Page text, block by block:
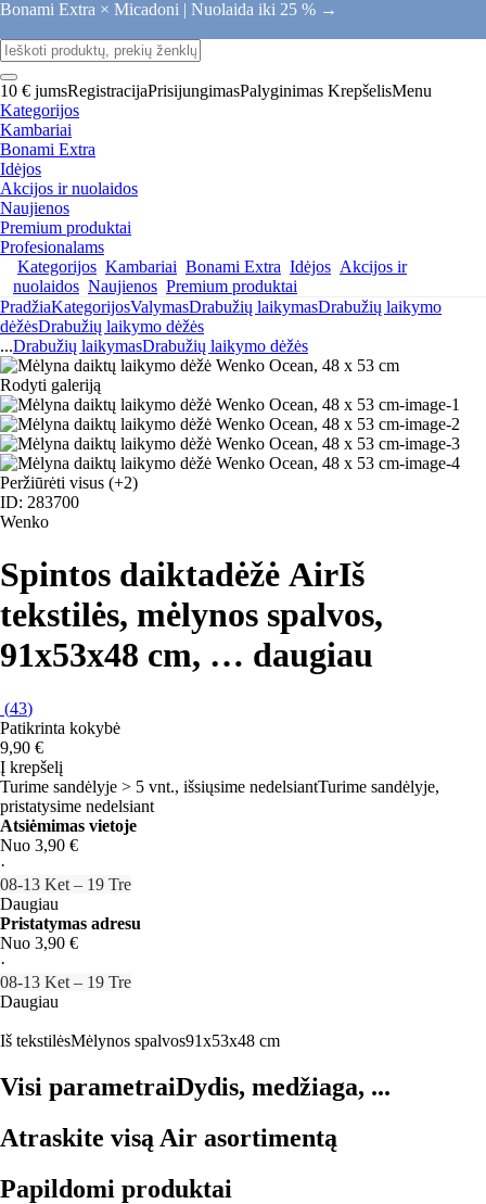
Bonami Extra × Micadoni | Nuolaida iki 25 % →
10 € jumsRegistracijaPrisijungimasPalyginimas KrepšelisMenu
Kategorijos
Kambariai
Bonami Extra
Idėjos
Akcijos ir nuolaidos
Naujienos
Premium produktai
Profesionalams
Kategorijos Kambariai Bonami Extra Idėjos Akcijos ir
nuolaidos Naujienos Premium produktai
PradžiaKategorijosValymasDrabužių laikymasDrabužių laikymo
dėžėsDrabužių laikymo dėžės
...Drabužių laikymasDrabužių laikymo dėžės
Rodyti galeriją
Peržiūrėti visus (+2)
ID: 283700
Wenko
Spintos daiktadėžė AirIš
tekstilės, mėlynos spalvos,
91x53x48 cm, … daugiau
(43)
Patikrinta kokybė
9,90 €
Į krepšelį
Turime sandėlyje > 5 vnt., išsiųsime nedelsiantTurime sandėlyje,
pristatysime nedelsiant
Atsiėmimas vietoje
Nuo 3,90 €
·
08‑13 Ket – 19 Tre
Daugiau
Pristatymas adresu
Nuo 3,90 €
·
08‑13 Ket – 19 Tre
Daugiau
Iš tekstilėsMėlynos spalvos91x53x48 cm
Visi parametraiDydis, medžiaga, ...
Atraskite visą Air asortimentą
Papildomi produktai